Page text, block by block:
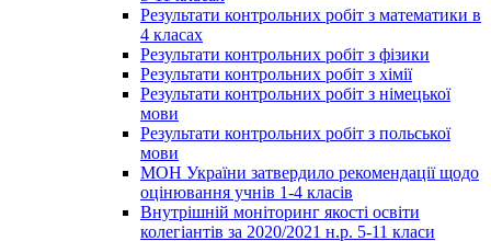
Результати контрольних робіт з математики в
4 класах
Результати контрольних робіт з фізики
Результати контрольних робіт з хімії
Результати контрольних робіт з німецької
мови
Результати контрольних робіт з польської
мови
МОН України затвердило рекомендації щодо
оцінювання учнів 1-4 класів
Внутрішній моніторинг якості освіти
колегіантів за 2020/2021 н.р. 5-11 класи